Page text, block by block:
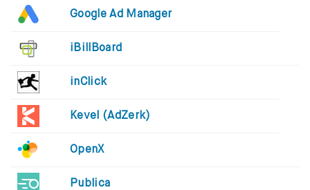
Google Ad Manager
iBillBoard
inClick
Kevel (AdZerk)
OpenX
Publica